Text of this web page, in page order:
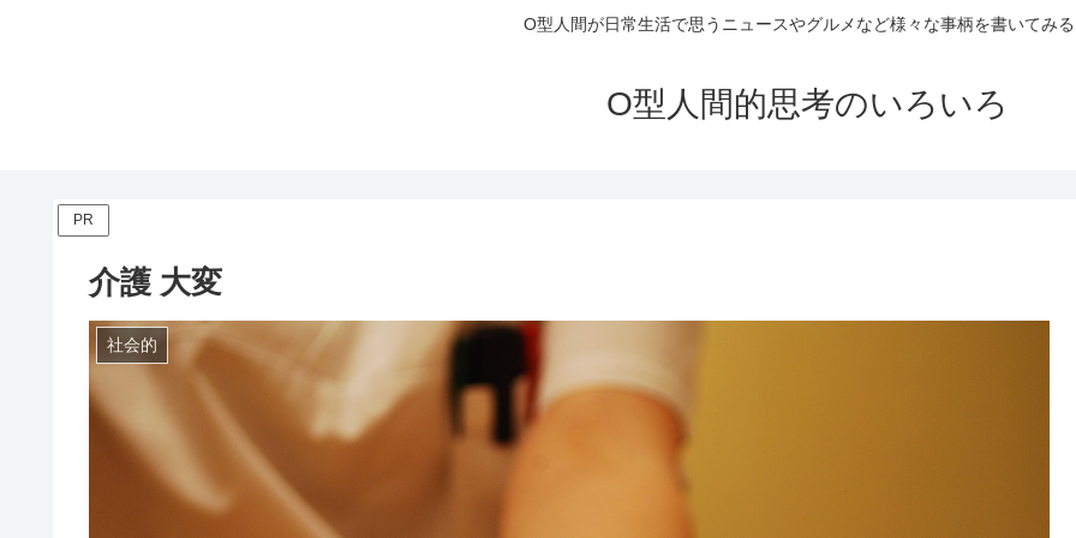
O型人間が日常生活で思うニュースやグルメなど様々な事柄を書いてみ
O型人間的思考のいろいろ
PR
介護 大変
社会的